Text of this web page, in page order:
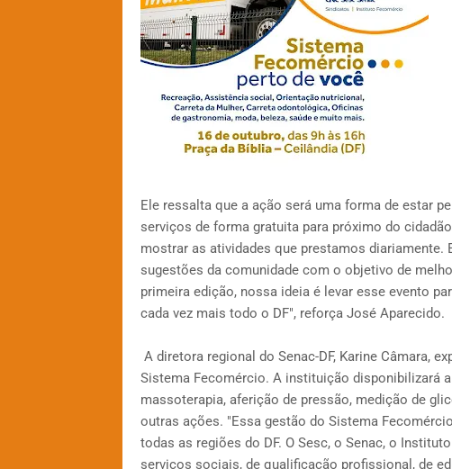
Ele ressalta que a ação será uma forma de estar
serviços de forma gratuita para próximo do
mostrar as atividades que prestamos diariamente.
sugestões da comunidade com o objetivo de
primeira edição, nossa ideia é levar esse evento
cada vez mais todo o DF", reforça José Aparecido.
A diretora regional do Senac-DF, Karine Câmara,
Sistema Fecomércio. A instituição disponibilizará
massoterapia, aferição de pressão, medição de
outras ações. "Essa gestão do Sistema
todas as regiões do DF. O Sesc, o Senac, o
serviços sociais, de qualificação profissional, de